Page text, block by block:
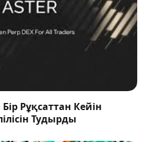
Бір Рұқсаттан Кейін
Тудырды